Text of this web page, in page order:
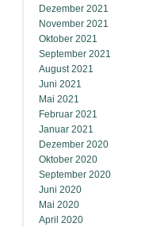
Dezember 2021
November 2021
Oktober 2021
September 2021
August 2021
Juni 2021
Mai 2021
Februar 2021
Januar 2021
Dezember 2020
Oktober 2020
September 2020
Juni 2020
Mai 2020
April 2020